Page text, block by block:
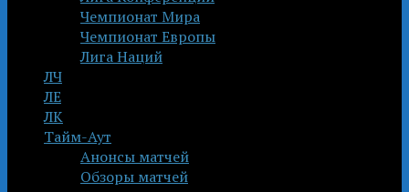
Чемпионат Мира
Чемпионат Европы
Лига Наций
ЛЧ
ЛЕ
ЛК
Тайм-Аут
Анонсы матчей
Обзоры матчей